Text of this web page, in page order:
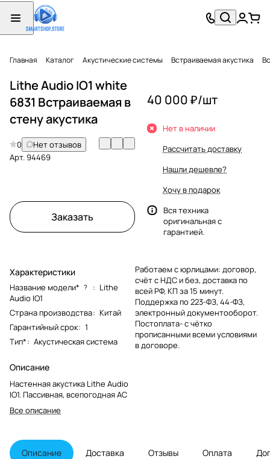
Главная Каталог Акустические системы Встраиваемая акустика
Lithe Audio IO1 white
6831 Встраиваемая в
стену акустика
0
Нет отзывов
Арт.94469
Заказать
Характеристики
Название модели* ? : Lithe
Audio IO1
Страна производства: Китай
Гарантийный срок: 1
Тип*: Акустическая система
Описание
Настенная акустика Lithe Audio
IO1. Пассивная, всепогодная АС
Все описание
40 000 ₽/шт
Нет в наличии
Рассчитать доставку
Нашли дешевле?
Хочу в подарок
Вся техника
оригинальная с
гарантией.
Работаем с юрлицами: договор,
счёт с НДС и без, доставка по
всей РФ, КП за 15 минут.
Поддержка по 223-ФЗ, 44-ФЗ,
электронный документооборот.
Постоплата- с чётко
прописанными всеми условиями
в договоре.
Описание Доставка Отзывы Оплата